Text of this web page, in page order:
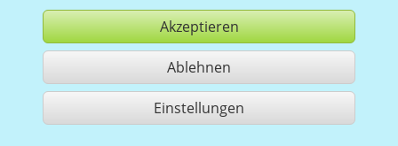
kaufen
1 Treffer teilen
Akzeptieren
Ablehnen
Einstellungen